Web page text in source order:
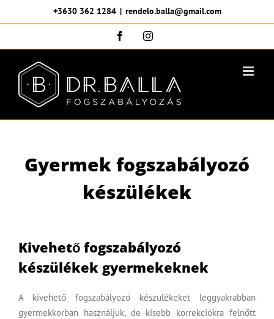
to
+3630 362 1284 | rendelo.balla@gmail.com
FacebookInstagram
Gyermek fogszabályozó
készülékek
Kivehető fogszabályozó
készülékek gyermekeknek
A kivehető fogszabályozó készülékeket leggyakrabban
gyermekkorban használjuk, de kisebb korrekciókra felnőtt